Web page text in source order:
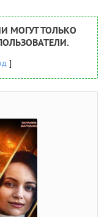
МОГУТ ТОЛЬКО
]